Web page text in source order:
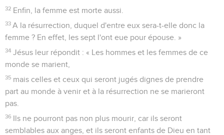
32 Enfin, la femme est morte aussi.
33 A la résurrection, duquel d'entre eux sera-t-elle donc la
femme ? En effet, les sept l'ont eue pour épouse. »
34 Jésus leur répondit : « Les hommes et les femmes de ce
monde se marient,
35 mais celles et ceux qui seront jugés dignes de prendre
part au monde à venir et à la résurrection ne se marieront
pas.
36 Ils ne pourront pas non plus mourir, car ils seront
semblables aux anges, et ils seront enfants de Dieu en tant